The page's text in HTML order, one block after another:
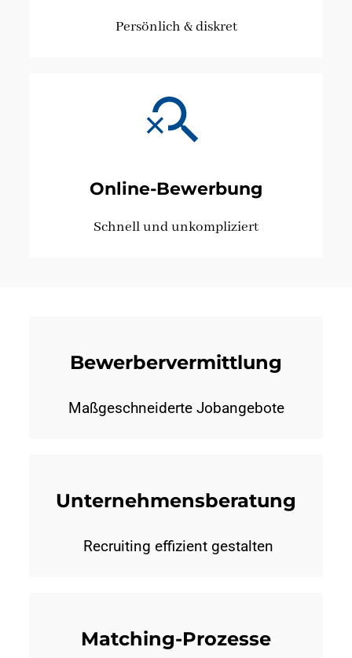
Persönlich & diskret
Online-Bewerbung
Schnell und unkompliziert
Bewerbervermittlung
Maßgeschneiderte Jobangebote
Unternehmensberatung
Recruiting effizient gestalten
Matching-Prozesse